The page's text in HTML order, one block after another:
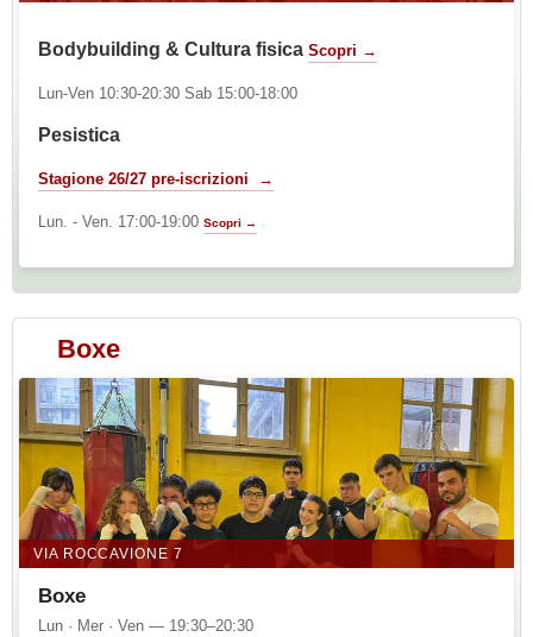
Bodybuilding & Cultura fisica Scopri →
Lun-Ven 10:30-20:30 Sab 15:00-18:00
Pesistica
Stagione 26/27 pre-iscrizioni →
Lun. - Ven. 17:00-19:00 Scopri →
Boxe
VIA ROCCAVIONE 7
Boxe
Lun · Mer · Ven — 19:30–20:30